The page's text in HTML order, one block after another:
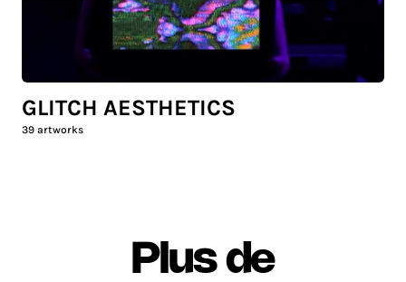
GLITCH AESTHETICS
39 artworks
Plus de